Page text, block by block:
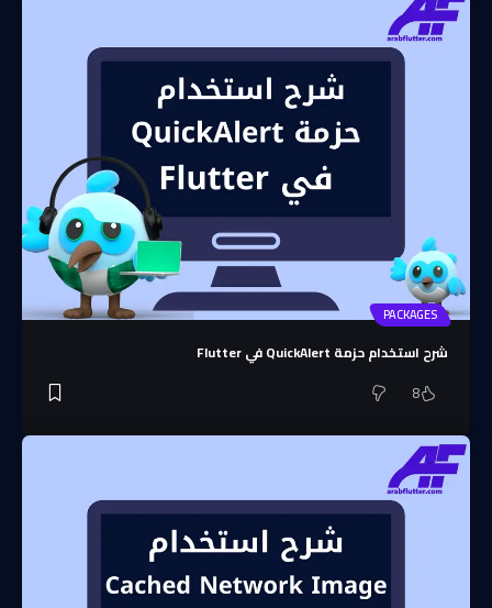
PACKAGES
شرح استخدام حزمة QuickAlert في Flutter
8